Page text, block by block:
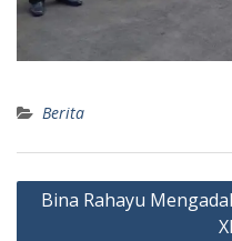
Berita
Navigasi
Bina Rahayu